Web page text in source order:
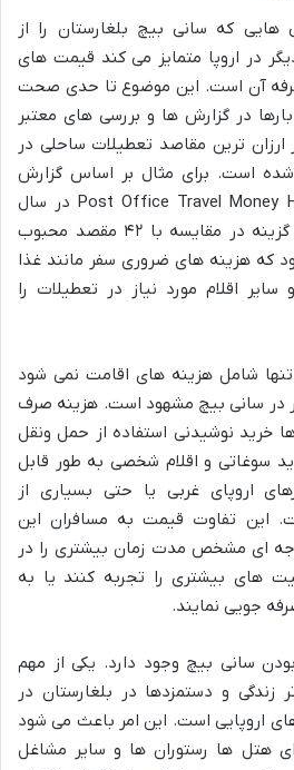
هایی که سانی بیچ بلغارستان را از
در اروپا متمایز می کند قیمت های
آن است. این موضوع تا حدی صحت
در گزارش ها و بررسی های معتبر
ارزان ترین مقاصد تعطیلات ساحلی در
است. برای مثال بر اساس گزارش
Post Office Travel Money Holiday Costs Barometer در سال
۲۰۱۹ سانی بیچ ارزان ترین گزینه در مقایسه با ۴۲ مقصد محبوب
که هزینه های ضروری سفر مانند غذا
اقلام مورد نیاز در تعطیلات را
شامل هزینه های اقامت نمی شود
در سانی بیچ مشهود است. هزینه صرف
خرید نوشیدنی استفاده از حمل ونقل
سوغاتی و اقلام شخصی به طور قابل
اروپای غربی یا حتی بسیاری از
این تفاوت قیمت به مسافران این
ای مشخص مدت زمان بیشتری را در
های بیشتری را تجربه کنند یا به
جویی نمایند.
سانی بیچ وجود دارد. یکی از مهم
زندگی و دستمزدها در بلغارستان در
اروپایی است. این امر باعث می شود
هتل ها رستوران ها و سایر مشاغل